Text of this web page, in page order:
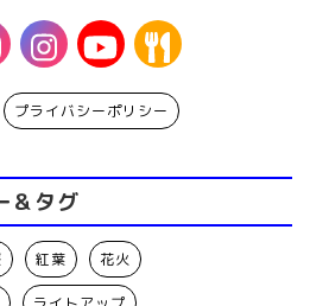
プライバシーポリシー
＆タグ
紅葉 花火